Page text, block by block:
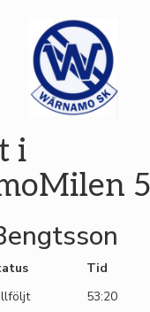
i
Tid
53:20